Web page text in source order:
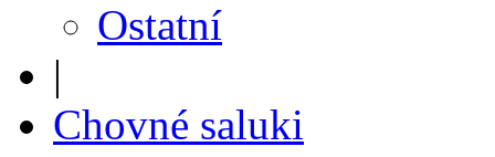
Ostatní
|
Chovné saluki